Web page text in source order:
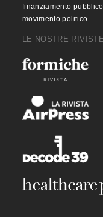
finanziamento
movimento politico.
LE NOSTRE RIVISTE